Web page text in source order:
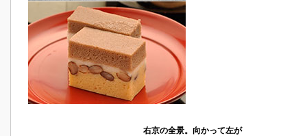
右京の全景。向かって左が